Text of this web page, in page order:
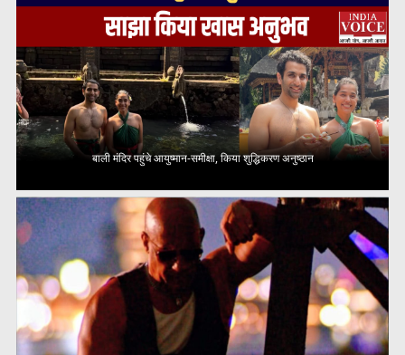
बाली मंदिर पहुंचे आयुष्मान-समीक्षा, किया शुद्धिकरण अनुष्ठान